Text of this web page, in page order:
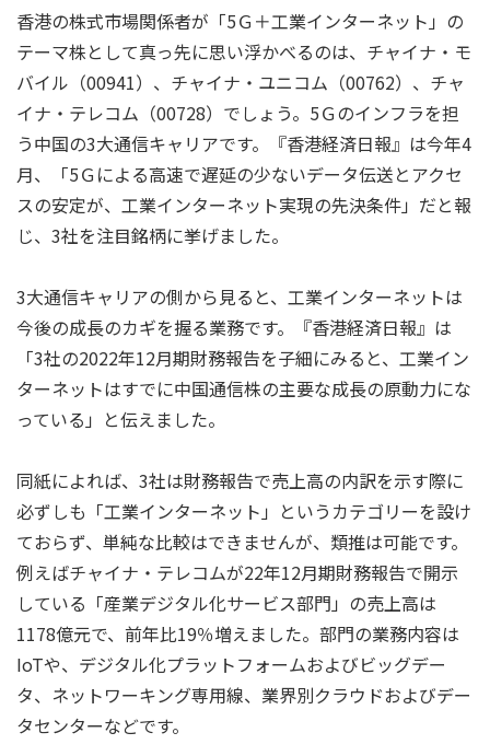
香港の株式市場関係者が「5Ｇ＋工業インターネット」の
テーマ株として真っ先に思い浮かべるのは、チャイナ・モ
バイル（00941）、チャイナ・ユニコム（00762）、チャ
イナ・テレコム（00728）でしょう。5Ｇのインフラを担
う中国の3大通信キャリアです。『香港経済日報』は今年4
月、「5Ｇによる高速で遅延の少ないデータ伝送とアクセ
スの安定が、工業インターネット実現の先決条件」だと報
じ、3社を注目銘柄に挙げました。
3大通信キャリアの側から見ると、工業インターネットは
今後の成長のカギを握る業務です。『香港経済日報』は
「3社の2022年12月期財務報告を子細にみると、工業イン
ターネットはすでに中国通信株の主要な成長の原動力にな
っている」と伝えました。
同紙によれば、3社は財務報告で売上高の内訳を示す際に
必ずしも「工業インターネット」というカテゴリーを設け
ておらず、単純な比較はできませんが、類推は可能です。
例えばチャイナ・テレコムが22年12月期財務報告で開示
している「産業デジタル化サービス部門」の売上高は
1178億元で、前年比19％増えました。部門の業務内容は
IoTや、デジタル化プラットフォームおよびビッグデー
タ、ネットワーキング専用線、業界別クラウドおよびデー
タセンターなどです。